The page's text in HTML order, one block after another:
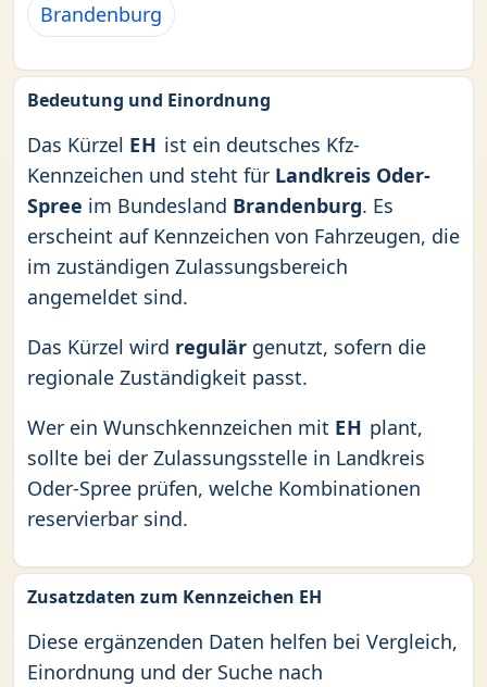
Brandenburg
Bedeutung und Einordnung
Das Kürzel EH ist ein deutsches Kfz-
Kennzeichen und steht für Landkreis Oder-
Spree im Bundesland Brandenburg. Es
erscheint auf Kennzeichen von Fahrzeugen, die
im zuständigen Zulassungsbereich
angemeldet sind.
Das Kürzel wird regulär genutzt, sofern die
regionale Zuständigkeit passt.
Wer ein Wunschkennzeichen mit EH plant,
sollte bei der Zulassungsstelle in Landkreis
Oder-Spree prüfen, welche Kombinationen
reservierbar sind.
Zusatzdaten zum Kennzeichen EH
Diese ergänzenden Daten helfen bei Vergleich,
Einordnung und der Suche nach